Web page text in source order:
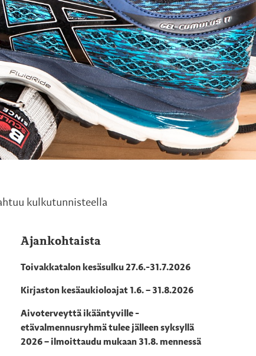
kulkutunnisteella
Ajankohtaista
Toivakkatalon kesäsulku 27.6.-31.7.2026
Kirjaston kesäaukioloajat 1.6. – 31.8.2026
Aivoterveyttä ikääntyville -
etävalmennusryhmä tulee jälleen syksyllä
2026 – ilmoittaudu mukaan 31.8. mennessä